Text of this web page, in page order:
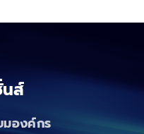
นส์
มองค์กร